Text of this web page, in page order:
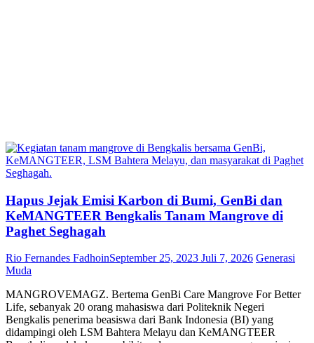
Hapus Jejak Emisi Karbon di Bumi, GenBi dan
KeMANGTEER Bengkalis Tanam Mangrove di
Paghet Seghagah
Rio Fernandes FadhoinSeptember 25, 2023 Juli 7, 2026 Generasi
Muda
MANGROVEMAGZ. Bertema GenBi Care Mangrove For Better
Life, sebanyak 20 orang mahasiswa dari Politeknik Negeri
Bengkalis penerima beasiswa dari Bank Indonesia (BI) yang
didampingi oleh LSM Bahtera Melayu dan KeMANGTEER